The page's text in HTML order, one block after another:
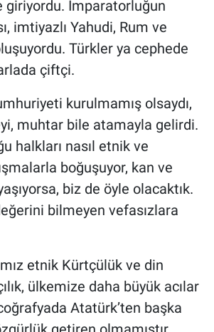
giriyordu. İmparatorluğun
imtiyazlı Yahudi, Rum ve
Türkler ya cephede
çiftçi.
kurulmamış olsaydı,
muhtar bile atamayla gelirdi.
halkları nasıl etnik ve
boğuşuyor, kan ve
biz de öyle olacaktık.
bilmeyen vefasızlara
etnik Kürtçülük ve din
ülkemize daha büyük acılar
Atatürk’ten başka